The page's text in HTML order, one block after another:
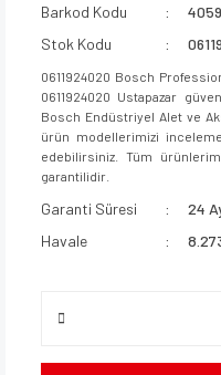
Barkod Kodu
Stok Kodu
0611924020 Bosch
0611924020 Ustapazar
Bosch Endüstriyel Alet ve
ürün modellerimizi
edebilirsiniz. Tüm
garantilidir.
Garanti Süresi
24
Havale